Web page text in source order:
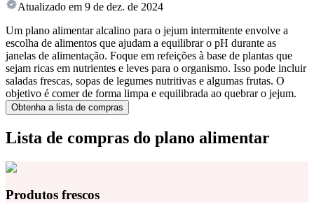
Atualizado em 9 de dez. de 2024
Um plano alimentar alcalino para o jejum intermitente envolve a
escolha de alimentos que ajudam a equilibrar o pH durante as
janelas de alimentação. Foque em refeições à base de plantas que
sejam ricas em nutrientes e leves para o organismo. Isso pode incluir
saladas frescas, sopas de legumes nutritivas e algumas frutas. O
objetivo é comer de forma limpa e equilibrada ao quebrar o jejum.
Obtenha a lista de compras
Lista de compras do plano alimentar
Produtos frescos